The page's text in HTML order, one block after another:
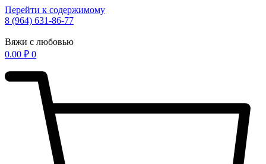
Перейти к содержимому
8 (964) 631-86-77
Вяжи с любовью
0.00 ₽ 0